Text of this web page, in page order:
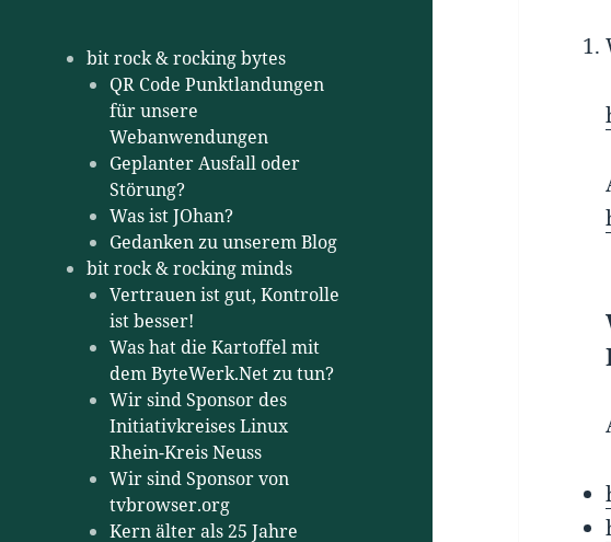
bit rock & rocking bytes
QR Code Punktlandungen
für unsere
Webanwendungen
Geplanter Ausfall oder
Störung?
Was ist JOhan?
Gedanken zu unserem Blog
bit rock & rocking minds
Vertrauen ist gut, Kontrolle
ist besser!
Was hat die Kartoffel mit
dem ByteWerk.Net zu tun?
Wir sind Sponsor des
Initiativkreises Linux
Rhein-Kreis Neuss
Wir sind Sponsor von
tvbrowser.org
Kern älter als 25 Jahre